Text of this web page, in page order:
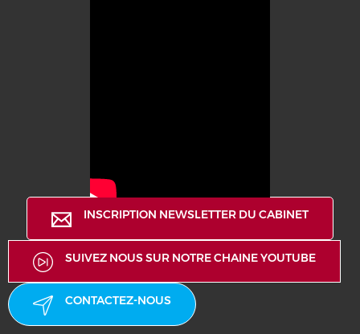
INSCRIPTION NEWSLETTER DU CABINET
SUIVEZ NOUS SUR NOTRE CHAINE YOUTUBE
CONTACTEZ-NOUS